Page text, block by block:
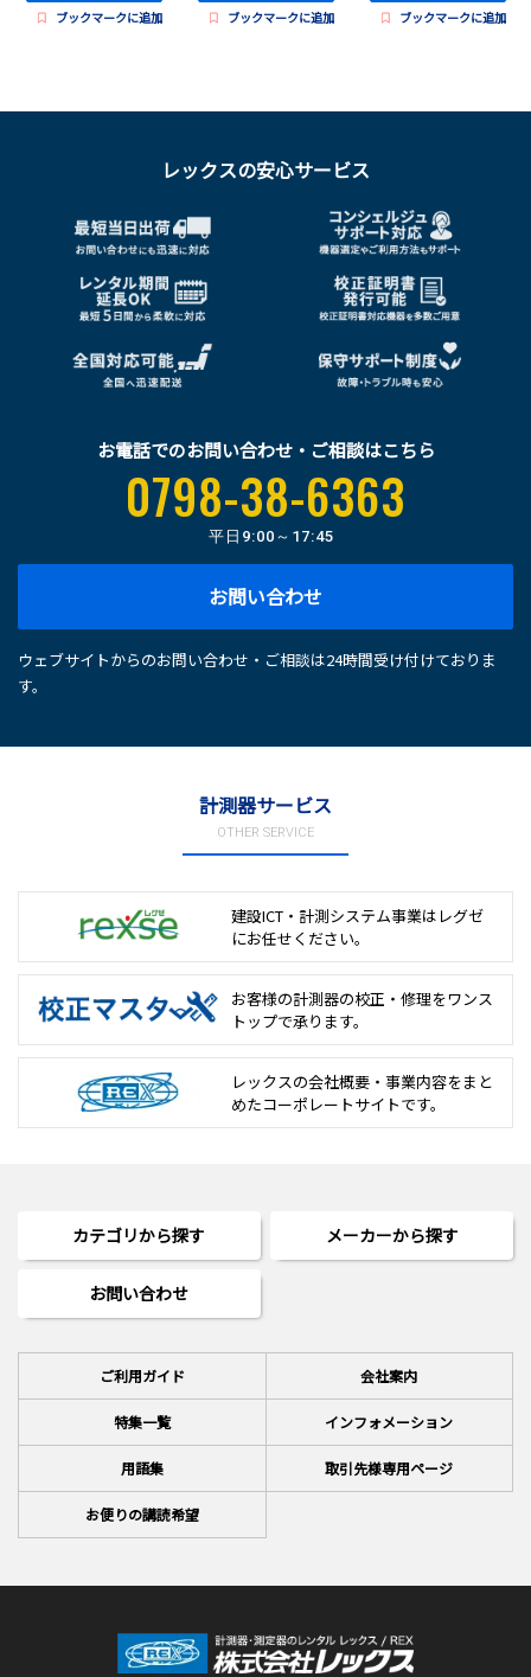
ブックマークに追加 ブックマークに追加 ブックマークに追加
レックスの安心サービス
お電話でのお問い合わせ・ご相談はこちら
0798-38-6363
平日 9:00～17:45
お問い合わせ
ウェブサイトからのお問い合わせ・ご相談は24時間受け付けておりま
す。
計測器サービス
OTHER SERVICE
建設ICT・計測システム事業は レグゼ
にお任せください。
お客様の計測器の校正・修理をワンス
トップで承ります。
レックスの会社概要・事業内容をまと
めたコーポレートサイトです。
カテゴリから探す メーカーから探す
お問い合わせ
ご利用ガイド 会社案内
特集一覧 インフォメーション
用語集 取引先様専用ページ
お便りの講読希望